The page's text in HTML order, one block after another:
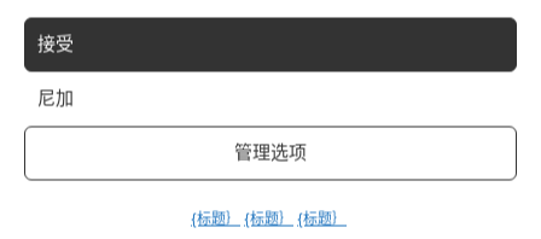
接受
尼加
管理选项
{标题｝ {标题｝ {标题｝
多洛米蒂